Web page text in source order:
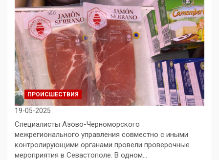
ПРОИСШЕСТВИЯ
19-05-2025
Специалисты Азово-Черноморского
межрегионального управления совместно с иными
контролирующими органами провели проверочные
мероприятия в Севастополе. В одном…